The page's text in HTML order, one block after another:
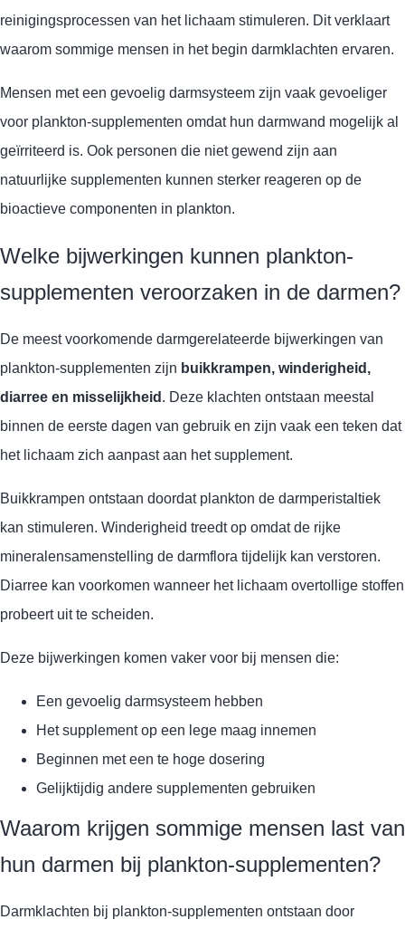
reinigingsprocessen van het lichaam stimuleren. Dit verklaart
waarom sommige mensen in het begin darmklachten ervaren.
Mensen met een gevoelig darmsysteem zijn vaak gevoeliger
voor plankton-supplementen omdat hun darmwand mogelijk al
geïrriteerd is. Ook personen die niet gewend zijn aan
natuurlijke supplementen kunnen sterker reageren op de
bioactieve componenten in plankton.
Welke bijwerkingen kunnen plankton-
supplementen veroorzaken in de darmen?
De meest voorkomende darmgerelateerde bijwerkingen van
plankton-supplementen zijn buikkrampen, winderigheid,
diarree en misselijkheid . Deze klachten ontstaan meestal
binnen de eerste dagen van gebruik en zijn vaak een teken dat
het lichaam zich aanpast aan het supplement.
Buikkrampen ontstaan doordat plankton de darmperistaltiek
kan stimuleren. Winderigheid treedt op omdat de rijke
mineralensamenstelling de darmflora tijdelijk kan verstoren.
Diarree kan voorkomen wanneer het lichaam overtollige stoffen
probeert uit te scheiden.
Deze bijwerkingen komen vaker voor bij mensen die:
Een gevoelig darmsysteem hebben
Het supplement op een lege maag innemen
Beginnen met een te hoge dosering
Gelijktijdig andere supplementen gebruiken
Waarom krijgen sommige mensen last van
hun darmen bij plankton-supplementen?
Darmklachten bij plankton-supplementen ontstaan door